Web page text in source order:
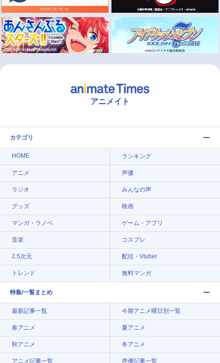
アニメイト
カテゴリ
HOME ランキング
アニメ 声優
ラジオ みんなの声
グッズ 映画
マンガ・ラノベ ゲーム・アプリ
音楽 コスプレ
2.5次元 配信・Vtuber
トレンド 無料マンガ
特集/一覧まとめ
最新記事一覧 今期アニメ曜日別一覧
春アニメ 夏アニメ
秋アニメ 冬アニメ
アニメ記事一覧 声優記事一覧